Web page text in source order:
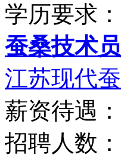
学历要求
蚕桑技术员
江苏现代
薪资待遇
招聘人数